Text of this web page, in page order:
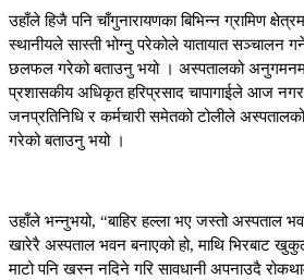
उहाँले हिजै पनि चाँगुनारायणका बिभिन्न ग्रामिण
स्थानीयले सास्ती भोग्नु परेकोले यातायात सञ्चालन
छलफल गरेको बताउनु भयो । अस्पतालको
प्रशासकीय अधिकृत हरिप्रसाद चापागाईले आज
जनप्रतिनिधि र कर्मचारी समेतको टोलीले
गरेको बताउनु भयो ।
उहाँले भन्नुभयो, “बाहिर हल्ला भए जस्तो अस्पताल
खारेरै अस्पताल भवन बनाएको हो, माथि भिरबाट
माटो पनि खस्न नदिने गरि सावधानी अपनाउदै